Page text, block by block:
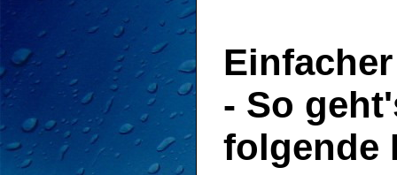
- So
folgende